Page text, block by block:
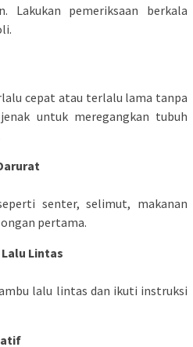
Lakukan pemeriksaan berkala
cepat atau terlalu lama tanpa
untuk meregangkan tubuh
senter, selimut, makanan
pertama.
Lintas
lalu lintas dan ikuti instruksi